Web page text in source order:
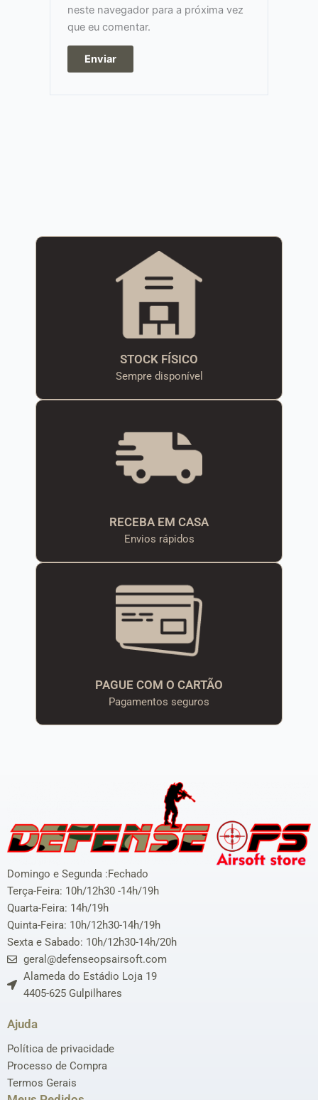
neste navegador para a próxima vez
que eu comentar.
STOCK FÍSICO
Sempre disponível
RECEBA EM CASA
Envios rápidos
PAGUE COM O CARTÃO
Pagamentos seguros
Domingo e Segunda :Fechado
Terça-Feira: 10h/12h30 -14h/19h
Quarta-Feira: 14h/19h
Quinta-Feira: 10h/12h30-14h/19h
Sexta e Sabado: 10h/12h30-14h/20h
geral@defenseopsairsoft.com
Alameda do Estádio Loja 19
4405-625 Gulpilhares
Ajuda
Política de privacidade
Processo de Compra
Termos Gerais